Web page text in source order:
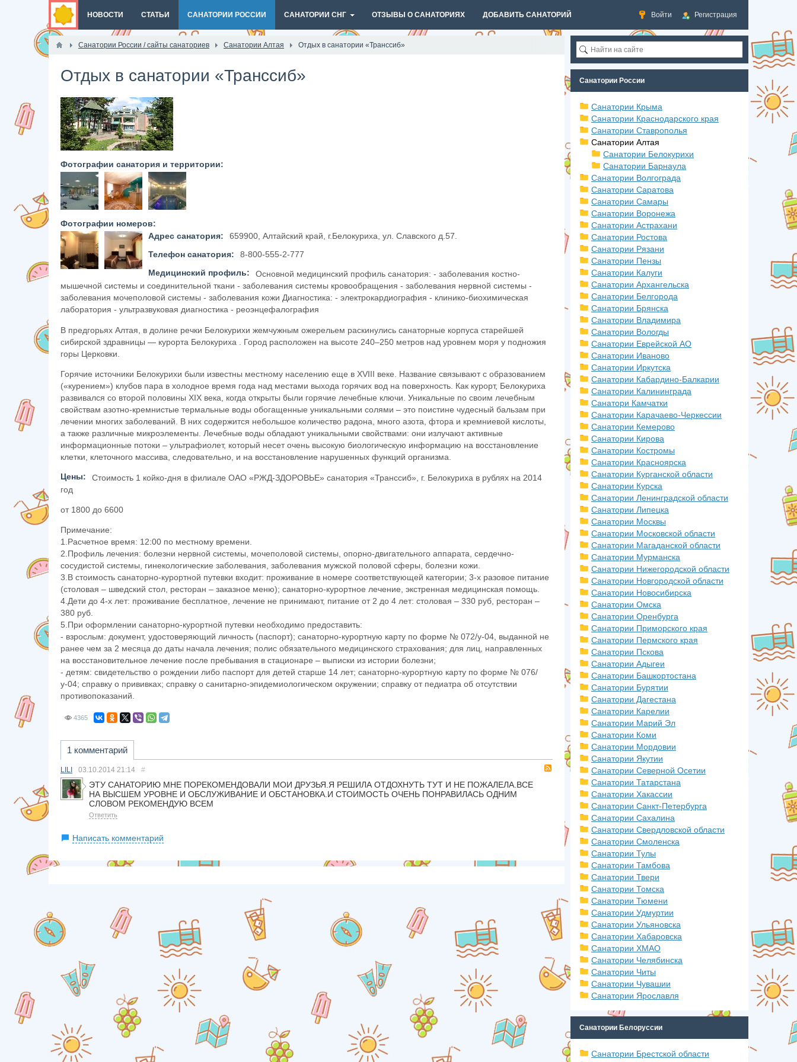
Войти Регистрация
НОВОСТИ СТАТЬИ САНАТОРИИ РОССИИ САНАТОРИИ СНГ ОТЗЫВЫ О САНАТОРИЯХ ДОБАВИТЬ САНАТОРИЙ
Санатории России / сайты санаториев Санатории Алтая Отдых в санатории «Транссиб»
Отдых в санатории «Транссиб»
Фотографии санатория и территории:
Фотографии номеров:
Адрес санатория:
659900, Алтайский край, г.Белокуриха, ул. Славского д.57.
Телефон санатория:
8-800-555-2-777
Медицинский профиль:
Основной медицинский профиль санатория: - заболевания костно-
мышечной системы и соединительной ткани - заболевания системы кровообращения - заболевания нервной системы -
заболевания мочеполовой системы - заболевания кожи Диагностика: - электрокардиография - клинико-биохимическая
лаборатория - ультразвуковая диагностика - реоэнцефалография
В предгорьях Алтая, в долине речки Белокурихи жемчужным ожерельем раскинулись санаторные корпуса старейшей
сибирской здравницы — курорта Белокуриха . Город расположен на высоте 240–250 метров над уровнем моря у подножия
горы Церковки.
Горячие источники Белокурихи были известны местному населению еще в XVIII веке. Название связывают с образованием
(«курением») клубов пара в холодное время года над местами выхода горячих вод на поверхность. Как курорт, Белокуриха
развивался со второй половины XIX века, когда открыты были горячие лечебные ключи. Уникальные по своим лечебным
свойствам азотно-кремнистые термальные воды обогащенные уникальными солями – это поистине чудесный бальзам при
лечении многих заболеваний. В них содержится небольшое количество радона, много азота, фтора и кремниевой кислоты,
а также различные микроэлементы. Лечебные воды обладают уникальными свойствами: они излучают активные
информационные потоки – ультрафиолет, который несет очень высокую биологическую информацию на восстановление
клетки, клеточного массива, следовательно, и на восстановление нарушенных функций организма.
Цены:
Стоимость 1 койко-дня в филиале ОАО «РЖД-ЗДОРОВЬЕ» санатория «Транссиб», г. Белокуриха в рублях на 2014
год
от 1800 до 6600
Примечание:
1.Расчетное время: 12:00 по местному времени.
2.Профиль лечения: болезни нервной системы, мочеполовой системы, опорно-двигательного аппарата, сердечно-
сосудистой системы, гинекологические заболевания, заболевания мужской половой сферы, болезни кожи.
3.В стоимость санаторно-курортной путевки входит: проживание в номере соответствующей категории; 3-х разовое питание
(столовая – шведский стол, ресторан – заказное меню); санаторно-курортное лечение, экстренная медицинская помощь.
4.Дети до 4-х лет: проживание бесплатное, лечение не принимают, питание от 2 до 4 лет: столовая – 330 руб, ресторан –
380 руб.
5.При оформлении санаторно-курортной путевки необходимо предоставить:
- взрослым: документ, удостоверяющий личность (паспорт); санаторно-курортную карту по форме № 072/у-04, выданной не
ранее чем за 2 месяца до даты начала лечения; полис обязательного медицинского страхования; для лиц, направленных
на восстановительное лечение после пребывания в стационаре – выписки из истории болезни;
- детям: свидетельство о рождении либо паспорт для детей старше 14 лет; санаторно-курортную карту по форме № 076/
у-04; справку о прививках; справку о санитарно-эпидемиологическом окружении; справку от педиатра об отсутствии
противопоказаний.
4365
1 комментарий
RSS
LILI 03.10.2014 21:14 #
ЭТУ САНАТОРИЮ МНЕ ПОРЕКОМЕНДОВАЛИ МОИ ДРУЗЬЯ.Я РЕШИЛА ОТДОХНУТЬ ТУТ И НЕ ПОЖАЛЕЛА.ВСЕ
НА ВЫСШЕМ УРОВНЕ И ОБСЛУЖИВАНИЕ И ОБСТАНОВКА.И СТОИМОСТЬ ОЧЕНЬ ПОНРАВИЛАСЬ ОДНИМ
СЛОВОМ РЕКОМЕНДУЮ ВСЕМ
Ответить
Написать комментарий
Санатории России
Санатории Крыма
Санатории Краснодарского края
Санатории Ставрополья
Санатории Алтая
Санатории Белокурихи
Санатории Барнаула
Санатории Волгограда
Санатории Саратова
Санатории Самары
Санатории Воронежа
Санатории Астрахани
Санатории Ростова
Санатории Рязани
Санатории Пензы
Санатории Калуги
Санатории Архангельска
Санатории Белгорода
Санатории Брянска
Санатории Владимира
Санатории Вологды
Санатории Еврейской АО
Санатории Иваново
Санатории Иркутска
Санатории Кабардино-Балкарии
Санатории Калининграда
Санатори Камчатки
Санатории Карачаево-Черкессии
Санатории Кемерово
Санатории Кирова
Санатории Костромы
Санатории Красноярска
Санатории Курганской области
Санатории Курска
Санатории Ленинградской области
Санатории Липецка
Санатории Москвы
Санатории Московской области
Санатории Магаданской области
Санатории Мурманска
Санатории Нижегородской области
Санатории Новгородской области
Санатории Новосибирска
Санатории Омска
Санатории Оренбурга
Санатории Приморского края
Санатории Пермского края
Санатории Пскова
Санатории Адыгеи
Санатории Башкортостана
Санатории Бурятии
Санатории Дагестана
Санатории Карелии
Санатории Марий Эл
Санатории Коми
Санатории Мордовии
Санатории Якутии
Санатории Северной Осетии
Санатории Татарстана
Санатории Хакассии
Санатории Санкт-Петербурга
Санатории Сахалина
Санатории Свердловской области
Санатории Смоленска
Санатории Тулы
Санатории Тамбова
Санатории Твери
Санатории Томска
Санатории Тюмени
Санатории Удмуртии
Санатории Ульяновска
Санатории Хабаровска
Санатории ХМАО
Санатории Челябинска
Санатории Читы
Санатории Чувашии
Санатории Ярославля
Санатории Белоруссии
Санатории Брестской области